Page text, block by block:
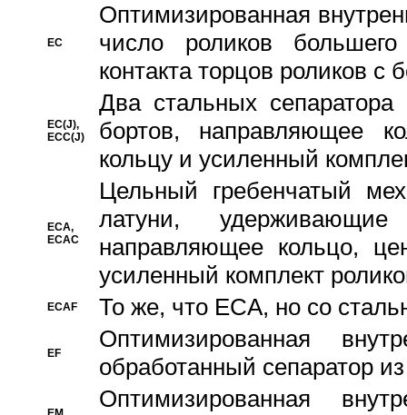
EC
Oптимизированная
число роликов
контакта торцов роликов с
EC(J),
ECC(J)
Два стальных сепаратора
бортов, направляющее
кольцу и усиленный
ECA,
ECAC
Цельный гребенчатый
латуни,
направляющее кольцо,
усиленный комплект
ECAF То же, что ECA, но со
EF
Оптимизированная
обработанный сепаратор
Оптимизированная